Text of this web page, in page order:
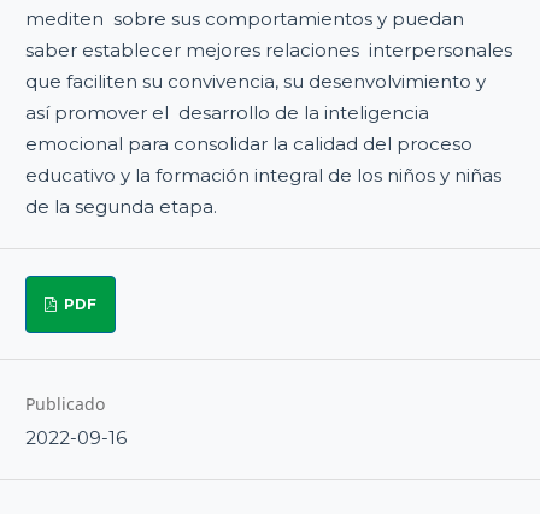
mediten sobre sus comportamientos y puedan
saber establecer mejores relaciones interpersonales
que faciliten su convivencia, su desenvolvimiento y
así promover el desarrollo de la inteligencia
emocional para consolidar la calidad del proceso
educativo y la formación integral de los niños y niñas
de la segunda etapa.
PDF
Publicado
2022-09-16